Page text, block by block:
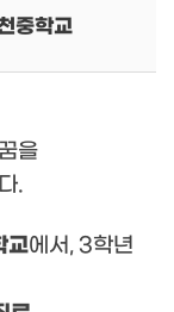
중학교
을
.
교에서, 3학년